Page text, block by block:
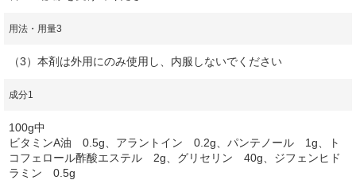
用法・用量3
（3）本剤は外用にのみ使用し、内服しないでください
成分1
100g中
ビタミンA油 0.5g、アラントイン 0.2g、パンテノール 1g、ト
コフェロール酢酸エステル 2g、グリセリン 40g、ジフェンヒド
ラミン 0.5g